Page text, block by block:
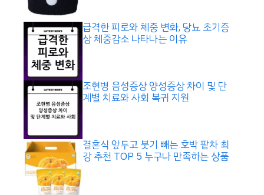
급격한 피로와 체중 변화, 당뇨 초기증
상 체중감소 나타나는 이유
조현병 음성증상 양성증상 차이 및 단
계별 치료와 사회 복귀 지원
결혼식 앞두고 붓기 빼는 호박 팥차 최
강 추천 TOP 5 누구나 만족하는 상품